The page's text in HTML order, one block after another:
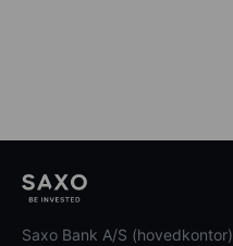
Saxo Bank A/S (hovedkontor)